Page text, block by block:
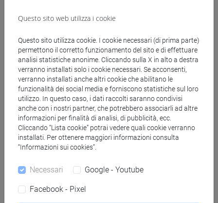
nella piattaforma digitale Competency Platform
http://mizar.unive.it/competency.centre/
Modalità di verifica dell'apprendimento
L'attribuzione dei 3 CFU avviene sulla base della
frequenza ai 4 incontri e della valutazione degli
assignment individuali da svolgere attraverso la
Competency Platform online tra un incontro e
Modalità di esame
Questo sito web utilizza i cookie
Questo sito utilizza cookie. I cookie necessari (di prima parte)
permettono il corretto funzionamento del sito e di effettuare
analisi statistiche anonime. Cliccando sulla X in alto a destra
verranno installati solo i cookie necessari. Se acconsenti,
verranno installati anche altri cookie che abilitano le
funzionalità dei social media e forniscono statistiche sul loro
utilizzo. In questo caso, i dati raccolti saranno condivisi
anche con i nostri partner, che potrebbero associarli ad altre
informazioni per finalità di analisi, di pubblicità, ecc.
Cliccando “Lista cookie” potrai vedere quali cookie verranno
installati. Per ottenere maggiori informazioni consulta
“Informazioni sui cookies”.
Necessari Google - Youtube
Facebook - Pixel